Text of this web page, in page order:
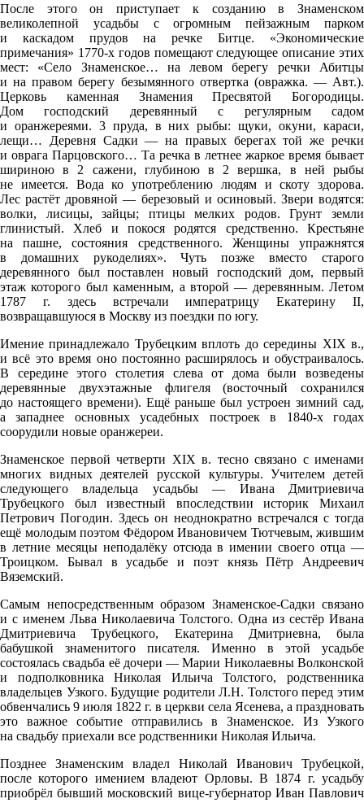
После этого он приступает к созданию в Знаменском
великолепной усадьбы с огромным пейзажным парком
и каскадом прудов на речке Битце. «Экономические
примечания» 1770-х годов помещают следующее описание этих
мест: «Село Знаменское… на левом берегу речки Абитцы
и на правом берегу безымянного отвертка (овражка. — Авт.).
Церковь каменная Знамения Пресвятой Богородицы.
Дом господский деревянный с регулярным садом
и оранжереями. 3 пруда, в них рыбы: щуки, окуни, караси,
лещи… Деревня Садки — на правых берегах той же речки
и оврага Парцовского… Та речка в летнее жаркое время бывает
шириною в 2 сажени, глубиною в 2 вершка, в ней рыбы
не имеется. Вода ко употреблению людям и скоту здорова.
Лес растёт дровяной — березовый и осиновый. Звери водятся:
волки, лисицы, зайцы; птицы мелких родов. Грунт земли
глинистый. Хлеб и покося родятся средственно. Крестьяне
на пашне, состояния средственного. Женщины упражнятся
в домашних рукоделиях». Чуть позже вместо старого
деревянного был поставлен новый господский дом, первый
этаж которого был каменным, а второй — деревянным. Летом
1787 г. здесь встречали императрицу Екатерину II,
возвращавшуюся в Москву из поездки по югу.
Имение принадлежало Трубецким вплоть до середины XIX в.,
и всё это время оно постоянно расширялось и обустраивалось.
В середине этого столетия слева от дома были возведены
деревянные двухэтажные флигеля (восточный сохранился
до настоящего времени). Ещё раньше был устроен зимний сад,
а западнее основных усадебных построек в 1840-х годах
соорудили новые оранжереи.
Знаменское первой четверти XIX в. тесно связано с именами
многих видных деятелей русской культуры. Учителем детей
следующего владельца усадьбы — Ивана Дмитриевича
Трубецкого был известный впоследствии историк Михаил
Петрович Погодин. Здесь он неоднократно встречался с тогда
ещё молодым поэтом Фёдором Ивановичем Тютчевым, жившим
в летние месяцы неподалёку отсюда в имении своего отца —
Троицком. Бывал в усадьбе и поэт князь Пётр Андреевич
Вяземский.
Самым непосредственным образом Знаменское-Садки связано
и с именем Льва Николаевича Толстого. Одна из сестёр Ивана
Дмитриевича Трубецкого, Екатерина Дмитриевна, была
бабушкой знаменитого писателя. Именно в этой усадьбе
состоялась свадьба её дочери — Марии Николаевны Волконской
и подполковника Николая Ильича Толстого, родственника
владельцев Узкого. Будущие родители Л.Н. Толстого перед этим
обвенчались 9 июля 1822 г. в церкви села Ясенева, а праздновать
это важное событие отправились в Знаменское. Из Узкого
на свадьбу приехали все родственники Николая Ильича.
Позднее Знаменским владел Николай Иванович Трубецкой,
после которого имением владеют Орловы. В 1874 г. усадьбу
приобрёл бывший московский вице-губернатор Иван Павлович